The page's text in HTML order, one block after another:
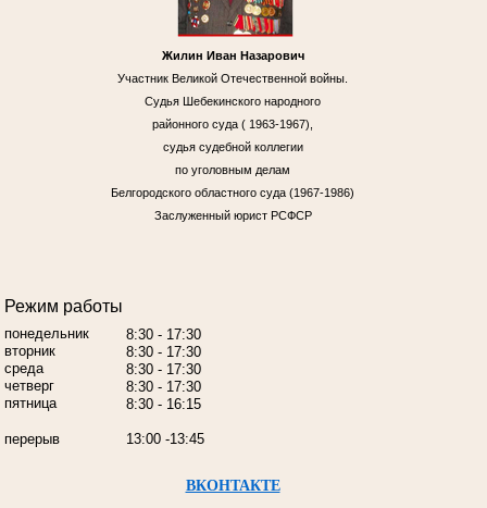
Жилин Иван Назарович
Участник Великой Отечественной войны.
Судья Шебекинского народного
районного суда ( 1963-1967),
судья судебной коллегии
по уголовным делам
Белгородского областного суда (1967-1986)
Заслуженный юрист РСФСР
Режим работы
понедельник
вторник
среда
четверг
пятница
перерыв
8:30 - 17:30
8:30 - 17:30
8:30 - 17:30
8:30 - 17:30
8:30 - 16:15
13:00 -13:45
ВКОНТАКТЕ